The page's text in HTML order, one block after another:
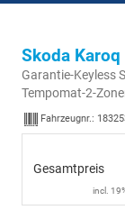
Skoda Karoq
Garantie-Keyless
Tempomat-2-
Fahrzeugnr.:
Gesamtpreis
incl.